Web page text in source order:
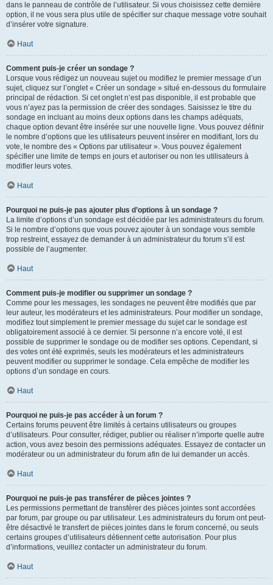
dans le panneau de contrôle de l’utilisateur. Si vous choisissez cette dernière
option, il ne vous sera plus utile de spécifier sur chaque message votre souhait
d’insérer votre signature.
Haut
Comment puis-je créer un sondage ?
Lorsque vous rédigez un nouveau sujet ou modifiez le premier message d’un
sujet, cliquez sur l’onglet « Créer un sondage » situé en-dessous du formulaire
principal de rédaction. Si cet onglet n’est pas disponible, il est probable que
vous n’ayez pas la permission de créer des sondages. Saisissez le titre du
sondage en incluant au moins deux options dans les champs adéquats,
chaque option devant être insérée sur une nouvelle ligne. Vous pouvez définir
le nombre d’options que les utilisateurs peuvent insérer en modifiant, lors du
vote, le nombre des « Options par utilisateur ». Vous pouvez également
spécifier une limite de temps en jours et autoriser ou non les utilisateurs à
modifier leurs votes.
Haut
Pourquoi ne puis-je pas ajouter plus d’options à un sondage ?
La limite d’options d’un sondage est décidée par les administrateurs du forum.
Si le nombre d’options que vous pouvez ajouter à un sondage vous semble
trop restreint, essayez de demander à un administrateur du forum s’il est
possible de l’augmenter.
Haut
Comment puis-je modifier ou supprimer un sondage ?
Comme pour les messages, les sondages ne peuvent être modifiés que par
leur auteur, les modérateurs et les administrateurs. Pour modifier un sondage,
modifiez tout simplement le premier message du sujet car le sondage est
obligatoirement associé à ce dernier. Si personne n’a encore voté, il est
possible de supprimer le sondage ou de modifier ses options. Cependant, si
des votes ont été exprimés, seuls les modérateurs et les administrateurs
peuvent modifier ou supprimer le sondage. Cela empêche de modifier les
options d’un sondage en cours.
Haut
Pourquoi ne puis-je pas accéder à un forum ?
Certains forums peuvent être limités à certains utilisateurs ou groupes
d’utilisateurs. Pour consulter, rédiger, publier ou réaliser n’importe quelle autre
action, vous avez besoin des permissions adéquates. Essayez de contacter un
modérateur ou un administrateur du forum afin de lui demander un accès.
Haut
Pourquoi ne puis-je pas transférer de pièces jointes ?
Les permissions permettant de transférer des pièces jointes sont accordées
par forum, par groupe ou par utilisateur. Les administrateurs du forum ont peut-
être désactivé le transfert de pièces jointes dans le forum concerné, ou seuls
certains groupes d’utilisateurs détiennent cette autorisation. Pour plus
d’informations, veuillez contacter un administrateur du forum.
Haut